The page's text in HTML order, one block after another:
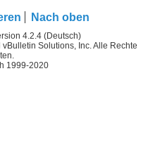
Nach oben
4.2.4 (Deutsch)
Solutions, Inc. Alle Rechte
1999-2020